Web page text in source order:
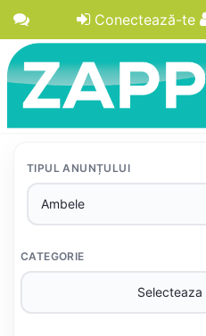
Conectează-te
TIPUL ANUNȚULUI
CATEGORIE